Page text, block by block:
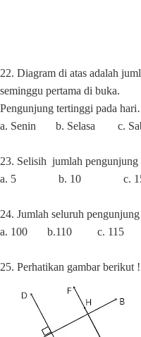
22. Diagram di atas adalah
seminggu pertama di buka.
Pengunjung tertinggi pada
a. Senin
b. Selasa c.
23. Selisih jumlah pengunjung
a. 5
b. 10 c.
24. Jumlah seluruh
a. 100
b.110 c. 115
25. Perhatikan gambar berikut !